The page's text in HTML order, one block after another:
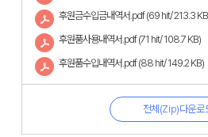
후원금수입금내역서.pdf (69 hit/ 213.3
후원품사용내역서.pdf (71 hit/ 108.7 KB)
후원품수입내역서.pdf (88 hit/ 149.2 KB)
전체(Zip)다운로